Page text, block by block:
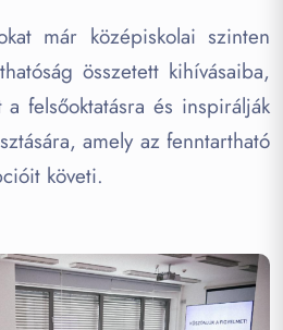
már középiskolai szinten
összetett kihívásaiba,
felsőoktatásra és inspirálják
amely az fenntartható
követi.